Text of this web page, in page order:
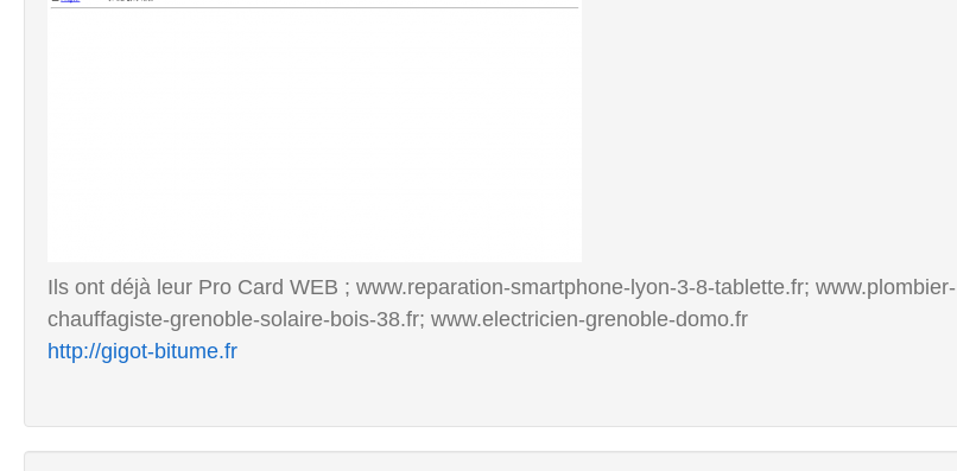
Ils ont déjà leur Pro Card WEB ; www.reparation-smartphone-lyon-3-8-tablette.fr; www.plombier-
chauffagiste-grenoble-solaire-bois-38.fr; www.electricien-grenoble-domo.fr
http://gigot-bitume.fr